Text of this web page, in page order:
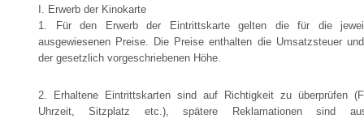
I. Erwerb der Kinokarte
1. Für den Erwerb der Eintrittskarte gelten die für die
ausgewiesenen Preise. Die Preise enthalten die Umsatzsteuer
der gesetzlich vorgeschriebenen Höhe.
2. Erhaltene Eintrittskarten sind auf Richtigkeit zu überprüfen
Uhrzeit, Sitzplatz etc.), spätere Reklamationen sind